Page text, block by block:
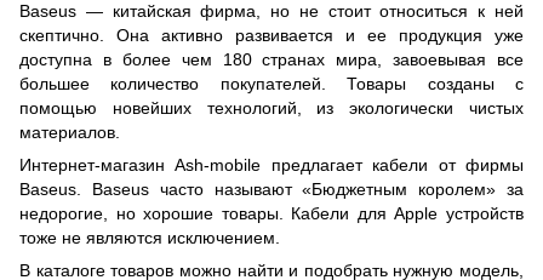
Baseus — китайская фирма, но не стоит относиться к ней
скептично. Она активно развивается и ее продукция уже
доступна в более чем 180 странах мира, завоевывая все
большее количество покупателей. Товары созданы с
помощью новейших технологий, из экологически чистых
материалов.
Интернет-магазин Ash-mobile предлагает кабели от фирмы
Baseus. Baseus часто называют «Бюджетным королем» за
недорогие, но хорошие товары. Кабели для Apple устройств
тоже не являются исключением.
В каталоге товаров можно найти и подобрать нужную модель,